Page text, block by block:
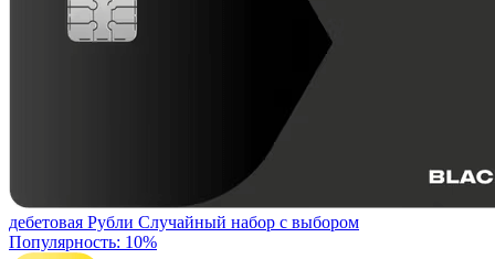
дебетовая Рубли Случайный набор с выбором
Популярность: 10%